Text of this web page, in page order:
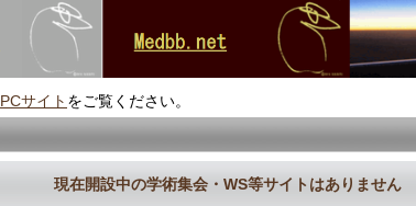
PCサイト をご覧ください。
現在開設中の学術集会・WS等サイトはありません